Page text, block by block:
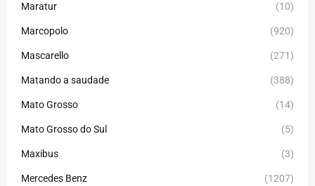
Maratur (10)
Marcopolo (920)
Mascarello (271)
Matando a saudade (388)
Mato Grosso (14)
Mato Grosso do Sul (5)
Maxibus (3)
Mercedes Benz (1207)